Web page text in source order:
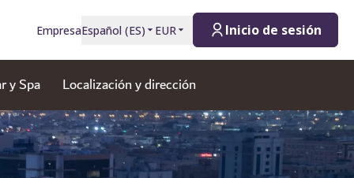
EmpresaEspañol (ES) EUR Inicio de sesión
y Spa Localización y dirección